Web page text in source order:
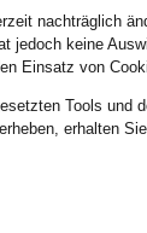
nachträglich
jedoch keine
Einsatz von
Tools und
erhalten